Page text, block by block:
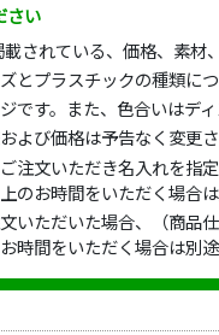
さい
されている、価格、素材
とプラスチックの種類に
です。また、色合いはデ
よび価格は予告なく変更
注文いただき名入れを指
のお時間をいただく場合
いただいた場合、（商品
時間をいただく場合は別